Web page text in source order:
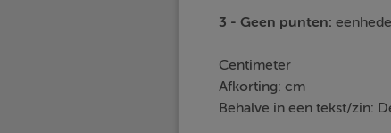
3 - Geen punten:
Centimeter
Afkorting: cm
Behalve in een tekst/zin: